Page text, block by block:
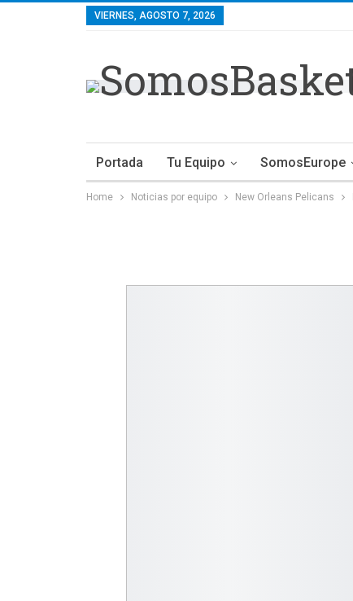
VIERNES, AGOSTO 7, 2026
Portada Tu Equipo SomosEurope
Home Noticias por equipo New Orleans Pelicans